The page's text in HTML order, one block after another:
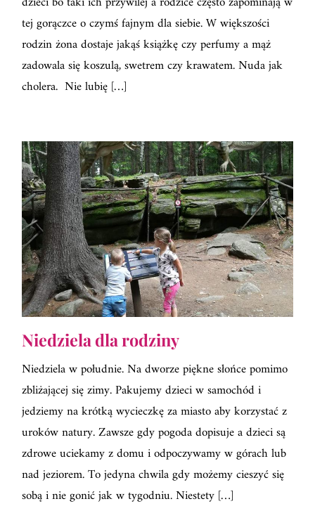
tej gorączce o czymś fajnym dla siebie. W większości
rodzin żona dostaje jakąś książkę czy perfumy a mąż
zadowala się koszulą, swetrem czy krawatem. Nuda jak
cholera. Nie lubię […]
Niedziela dla rodziny
Niedziela w południe. Na dworze piękne słońce pomimo
zbliżającej się zimy. Pakujemy dzieci w samochód i
jedziemy na krótką wycieczkę za miasto aby korzystać z
uroków natury. Zawsze gdy pogoda dopisuje a dzieci są
zdrowe uciekamy z domu i odpoczywamy w górach lub
nad jeziorem. To jedyna chwila gdy możemy cieszyć się
sobą i nie gonić jak w tygodniu. Niestety […]